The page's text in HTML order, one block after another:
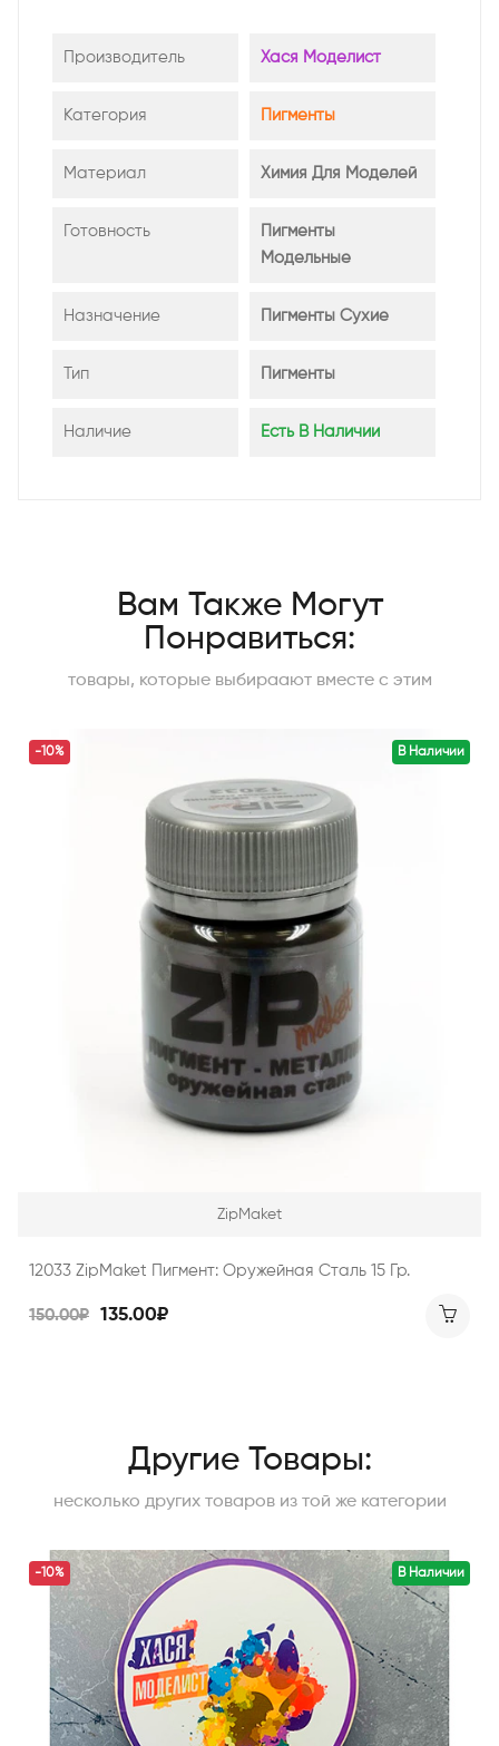
Производитель Хася Моделист
Категория Пигменты
Материал Химия Для Моделей
Готовность
Пигменты
Модельные
Назначение Пигменты Сухие
Тип Пигменты
Наличие Есть В Наличии
Вам Также Могут
Понравиться:
товары, которые выбираают вместе с этим
В Наличии
-10%
ZipMaket
12033 ZipMaket Пигмент: Оружейная Сталь 15 Гр.
150.00₽ 135.00₽
Другие Товары:
несколько других товаров из той же категории
В Наличии
-10%